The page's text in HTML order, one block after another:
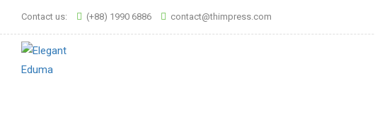
Contact us: (+88) 1990 6886 contact@thimpress.com